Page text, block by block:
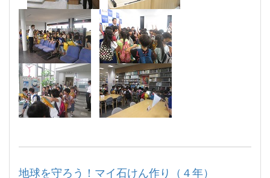
地球を守ろう！マイ石けん作り（４年）